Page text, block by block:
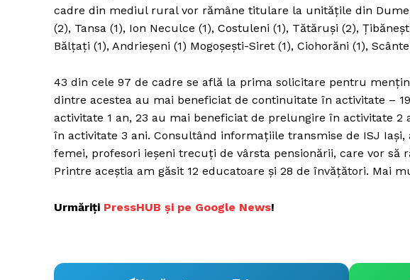
Un proiect
FREEDOM HOUSE
ROMÂNIA
cadre din mediul rural vor rămâne titulare la unităţile din
(2), Tansa (1), Ion Neculce (1), Costuleni (1), Tătăruşi (2),
Bălţaţi (1), Andrieşeni (1) Mogoşeşti-Siret (1), Ciohorăni (1),
43 din cele 97 de cadre se află la prima solicitare pentru
dintre acestea au mai beneficiat de continuitate în activitate –
activitate 1 an, 23 au mai beneficiat de prelungire în activitate
în activitate 3 ani. Consultând informaţiile transmise de ISJ
femei, profesori ieşeni trecuţi de vârsta pensionării, care vor
Printre aceştia am găsit 12 educatoare şi 28 de învăţători. Mai
Urmăriți PressHUB și pe Google News!